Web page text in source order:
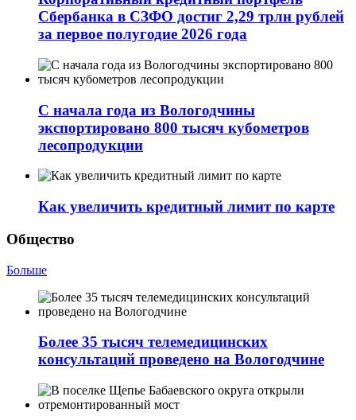
Сбербанка в СЗФО достиг 2,29 трлн рублей
за первое полугодие 2026 года
С начала года из Вологодчины
экспортировано 800 тысяч кубометров
лесопродукции
Как увеличить кредитный лимит по карте
Общество
Больше
Более 35 тысяч телемедицинских
консультаций проведено на Вологодчине